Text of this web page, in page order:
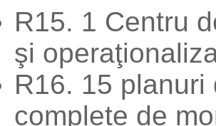
R15. 1 Centru
şi
R16. 15
complete de